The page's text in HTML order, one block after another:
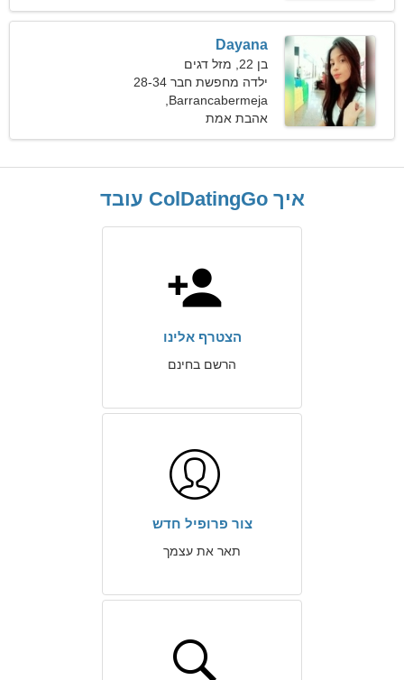
Dayana
בן 22, מזל דגים
ילדה מחפשת חבר 28-34
קולומביה
אהבת אמת
איך ColDatingGo עובד
הצטרף אלינו
הרשם בחינם
צור פרופיל חדש
תאר את עצמך